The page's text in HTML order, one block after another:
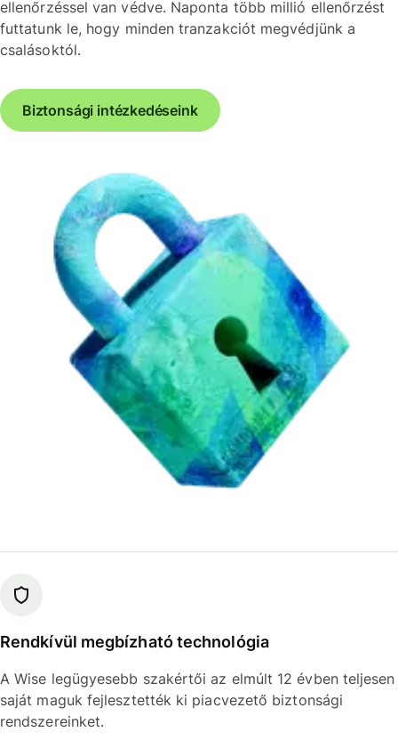
ellenőrzéssel van védve. Naponta több millió ellenőrzést
futtatunk le, hogy minden tranzakciót megvédjünk a
csalásoktól.
Biztonsági intézkedéseink
Rendkívül megbízható technológia
A Wise legügyesebb szakértői az elmúlt 12 évben teljesen
saját maguk fejlesztették ki piacvezető biztonsági
rendszereinket.